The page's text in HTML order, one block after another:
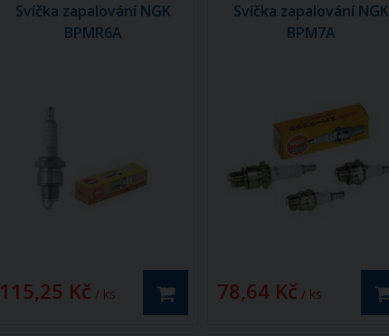
Svíčka zapalování NGK
BPMR6A
115,25 Kč / ks
Svíčka zapalování NGK
BPM7A
78,64 Kč / ks